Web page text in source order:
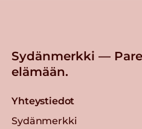
Sydänmerkki —
elämään.
Yhteystiedot
Sydänmerkki